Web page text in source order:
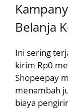
Belanja
Ini sering
kirim Rp0
Shopeepay
menambah
biaya